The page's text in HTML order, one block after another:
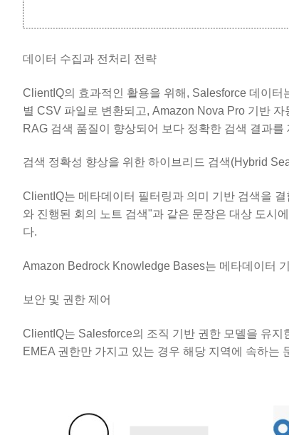
데이터 수집과 전처리 전략
ClientIQ의 효과적인 활용을 위해, Salesforce 데이
별 CSV 파일로 변환되고, Amazon Nova Pro 기반
RAG 검색 품질이 향상되어 보다 정확한 검색 결과를
검색 정확성 향상을 위한 하이브리드 검색(Hybrid
ClientIQ는 메타데이터 필터링과 의미 기반 검색을
와 진행된 회의 노트 검색"과 같은 문장은 대상 도시
다.
Amazon Bedrock Knowledge Bases는 메타데이터
보안 및 권한 제어
ClientIQ는 Salesforce의 조직 기반 권한 모델을 유
EMEA 권한만 가지고 있는 경우 해당 지역에 속하는